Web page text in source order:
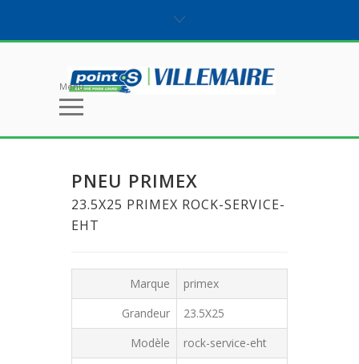
Menu
PNEU PRIMEX
23.5X25 PRIMEX ROCK-SERVICE-
EHT
Marque
primex
Grandeur
23.5X25
Modèle
rock-service-eht